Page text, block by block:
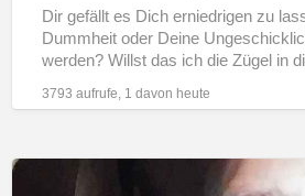
Dir gefällt es Dich erniedrigen zu
Dummheit oder Deine
werden? Willst das ich die Zügel in
3793 aufrufe, 1 davon heute
Suche